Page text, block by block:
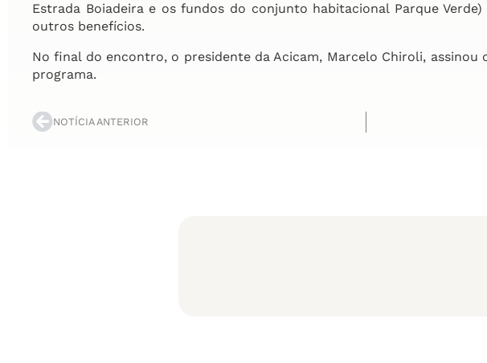
Estrada Boiadeira e os fundos do conjunto habitacional Parque
outros benefícios.
No final do encontro, o presidente da Acicam, Marcelo Chiroli, assinou
programa.
NOTÍCIA ANTERIOR